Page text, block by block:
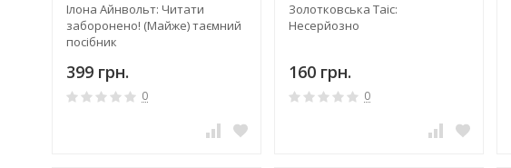
Ілона Айнвольт: Читати
заборонено! (Майже) таємний
посібник
399 грн.
0
Золотковська Таіс:
Несерйозно
160 грн.
0